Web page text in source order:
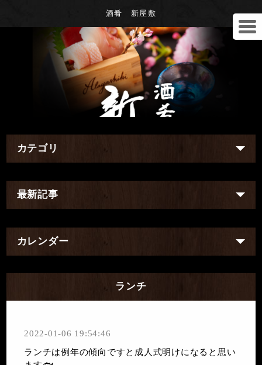
酒肴 新屋敷
カテゴリ
最新記事
カレンダー
ランチ
2022-01-06 19:54:46
ランチは例年の傾向ですと成人式明けになると思い